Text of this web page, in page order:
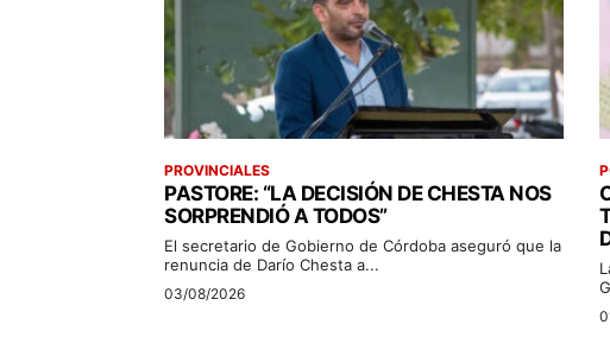
PROVINCIALES
PASTORE: “LA DECISIÓN DE CHESTA NOS
SORPRENDIÓ A TODOS”
El secretario de Gobierno de Córdoba aseguró que la
renuncia de Darío Chesta a...
03/08/2026